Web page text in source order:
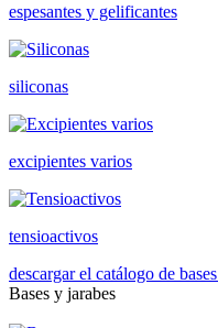
espesantes y gelificantes
siliconas
excipientes varios
tensioactivos
descargar el catálogo de bases
Bases y jarabes